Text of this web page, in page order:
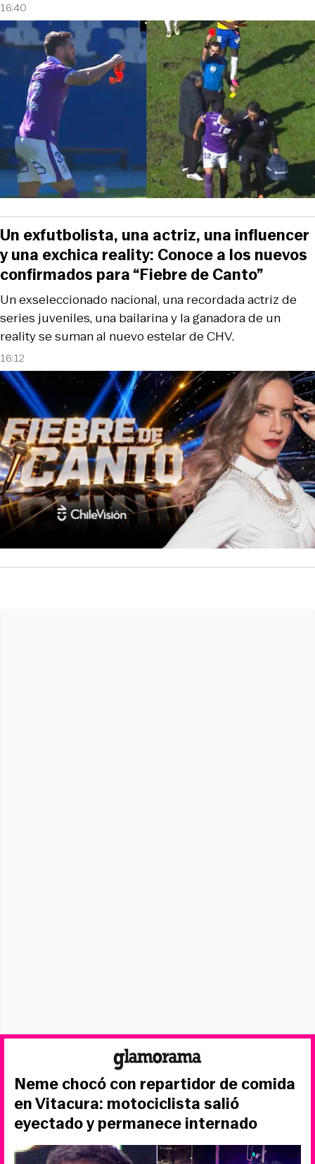
16:40
16:12
Un exseleccionado nacional, una recordada actriz de
series juveniles, una bailarina y la ganadora de un
reality se suman al nuevo estelar de CHV.
Un exfutbolista, una actriz, una influencer
y una exchica reality: Conoce a los nuevos
confirmados para “Fiebre de Canto”
Neme chocó con repartidor de comida
en Vitacura: motociclista salió
eyectado y permanece internado